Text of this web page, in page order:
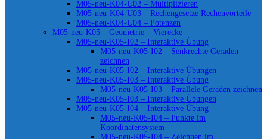
M05-neu-K04-U02 – Multiplizieren
M05-neu-K04-U03 – Rechengesetze Rechenvorteile
M05-neu-K04-U04 – Potenzen
M05-neu-K05 – Geometrie – Vierecke
M05-neu-K05-I02 – Interaktive Übung
M05-neu-K05-I02 – Senkrechte Geraden
zeichnen
M05-neu-K05-I02 – Interaktive Übungen
M05-neu-K05-I03 – Interaktive Übung
M05-neu-K05-I03 – Parallele Geraden zeichnen
M05-neu-K05-I03 – Interaktive Übungen
M05-neu-K05-I04 – Interaktive Übung
M05-neu-K05-I04 – Punkte im
Koordinatensystem
M05-neu-K05-I04 – Zeichnen im